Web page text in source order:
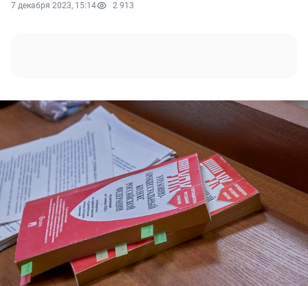
7 декабря 2023, 15:14 2 913